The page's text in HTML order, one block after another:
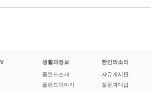
생활과정보
폴란드소개
폴란드이야기
한인의소리
자유게시판
질문과대답